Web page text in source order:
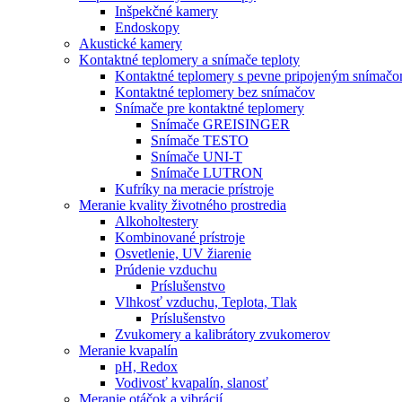
Inšpekčné kamery
Endoskopy
Akustické kamery
Kontaktné teplomery a snímače teploty
Kontaktné teplomery s pevne pripojeným
Kontaktné teplomery bez snímačov
Snímače pre kontaktné teplomery
Snímače GREISINGER
Snímače TESTO
Snímače UNI-T
Snímače LUTRON
Kufríky na meracie prístroje
Meranie kvality životného prostredia
Alkoholtestery
Kombinované prístroje
Osvetlenie, UV žiarenie
Prúdenie vzduchu
Príslušenstvo
Vlhkosť vzduchu, Teplota, Tlak
Príslušenstvo
Zvukomery a kalibrátory zvukomerov
Meranie kvapalín
pH, Redox
Vodivosť kvapalín, slanosť
Meranie otáčok a vibrácií